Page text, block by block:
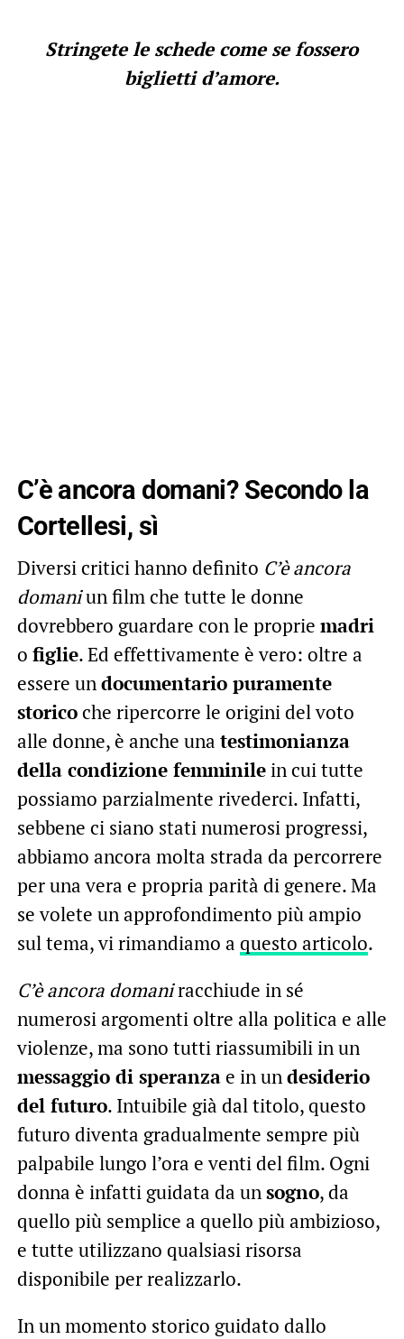
Stringete le schede come se fossero
biglietti d’amore.
C’è ancora domani? Secondo la
Cortellesi, sì
Diversi critici hanno definito C’è ancora
domaniun film che tutte le donne
dovrebbero guardare con le proprie madri
o figlie. Ed effettivamente è vero: oltre a
essere un documentario puramente
storicoche ripercorre le origini del voto
alle donne, è anche una testimonianza
della condizione femminilein cui tutte
possiamo parzialmente rivederci. Infatti,
sebbene ci siano stati numerosi progressi,
abbiamo ancora molta strada da percorrere
per una vera e propria parità di genere. Ma
se volete un approfondimento più ampio
sul tema, vi rimandiamo a questo articolo.
C’è ancora domaniracchiude in sé
numerosi argomenti oltre alla politica e alle
violenze, ma sono tutti riassumibili in un
messaggio di speranzae in un desiderio
del futuro. Intuibile già dal titolo, questo
futuro diventa gradualmente sempre più
palpabile lungo l’ora e venti del film. Ogni
donna è infatti guidata da un sogno, da
quello più semplice a quello più ambizioso,
e tutte utilizzano qualsiasi risorsa
disponibile per realizzarlo.
In un momento storico guidato dallo